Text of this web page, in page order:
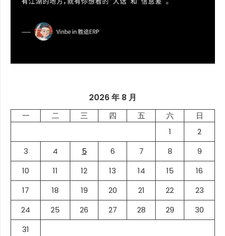
2026 年 8 月
一 二 三 四 五 六
日
1
2
3
4 5 6 7 8
9
10
11 12 13 14 15
16
17
18 19 20 21 22
23
24
25 26 27 28 29
30
31